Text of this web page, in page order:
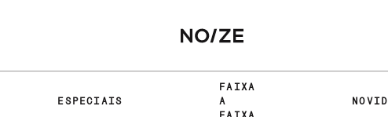
ESPECIAIS
FAIXA
A
FAIXA